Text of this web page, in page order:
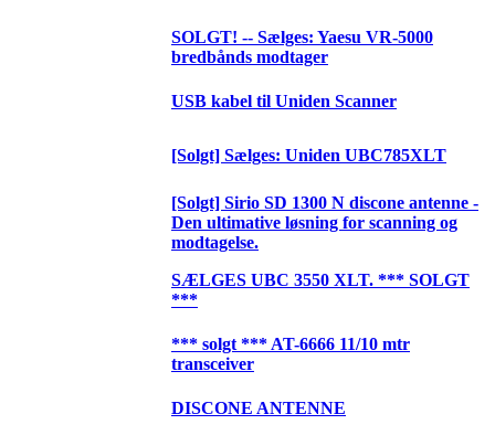
SOLGT! -- Sælges: Yaesu VR-5000
bredbånds modtager
USB kabel til Uniden Scanner
[Solgt] Sælges: Uniden UBC785XLT
[Solgt] Sirio SD 1300 N discone antenne -
Den ultimative løsning for scanning og
modtagelse.
SÆLGES UBC 3550 XLT. *** SOLGT
***
*** solgt *** AT-6666 11/10 mtr
transceiver
DISCONE ANTENNE